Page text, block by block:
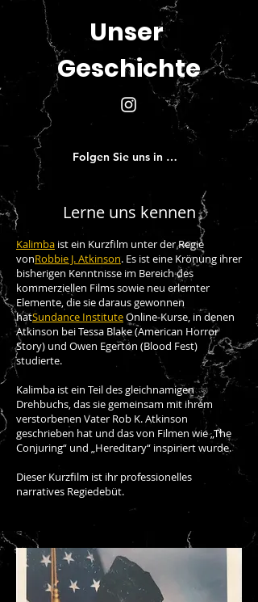
Unser
Geschichte
Folgen Sie uns in den sozialen
Lerne uns kennen
Kalimba istein Kurzfilm unter der Regie
vonRobbie J. Atkinson. Es ist eine Krönung ihrer
bisherigen Kenntnisse im Bereich des
kommerziellen Films sowie neu erlernter
Elemente, die sie daraus gewonnen
hatSundance InstituteOnline-Kurse, in denen
Atkinson bei Tessa Blake (American Horror
Story) und Owen Egerton (Blood Fest)
studierte.
Kalimba ist ein Teil des gleichnamigen
Drehbuchs, das sie gemeinsam mit ihrem
verstorbenen Vater Rob K. Atkinson
geschrieben hat und das von Filmen wie „The
Conjuring“ und „Hereditary“ inspiriert wurde.
Dieser Kurzfilm ist ihr professionelles
narratives Regiedebüt.